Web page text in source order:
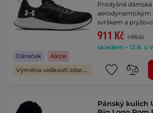
Dáreček
Akce
Výměna velikosti zdarma
Prodyšná
aerodynamickým
svrškem a
911 Kč 1 990 Kč
skladem – 12.8. u
Pánský kulich